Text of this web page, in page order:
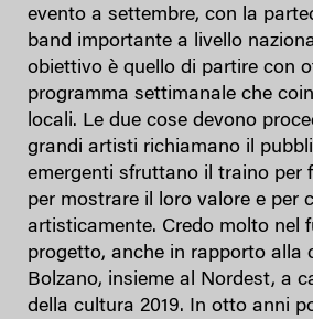
evento a settembre, con la
band importante a livello
obiettivo è quello di partire con
programma settimanale che
locali. Le due cose devono
grandi artisti richiamano il
emergenti sfruttano il traino per
per mostrare il loro valore e per
artisticamente. Credo molto nel
progetto, anche in rapporto alla
Bolzano, insieme al Nordest, a
della cultura 2019. In otto anni